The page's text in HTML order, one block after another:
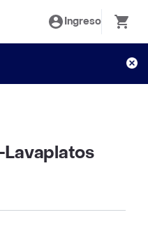
Ingreso